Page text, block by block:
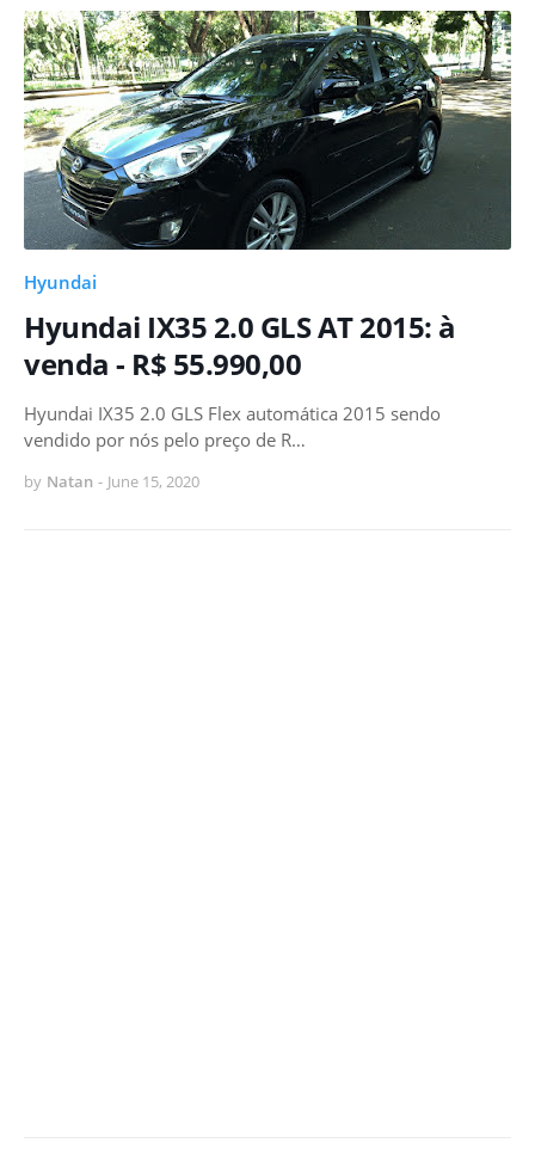
Hyundai
Hyundai IX35 2.0 GLS AT 2015: à
venda - R$ 55.990,00
Hyundai IX35 2.0 GLS Flex automática 2015 sendo
vendido por nós pelo preço de R…
by Natan - June 15, 2020